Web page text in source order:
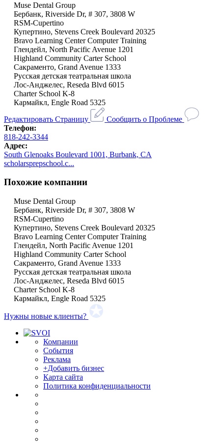
Muse Dental Group
Бербанк, Riverside Dr, # 307, 3808 W
RSM-Cupertino
Купертино, Stevens Creek Boulevard 20325
Bravo Learning Center Computer Training
Глендейл, North Pacific Avenue 1201
Highland Community Carter School
Сакраменто, Grand Avenue 1333
Русская детская театральная школа
Лос-Анджелес, Reseda Blvd 6015
Charter School K-8
Кармайкл, Engle Road 5325
Редактировать Страницу
Сообщить о Проблеме
Телефон:
818-242-3344
Адрес:
South Glenoaks Boulevard 1001, Burbank, CA
scholarsprepschool.c...
Похожие компании
Muse Dental Group
Бербанк, Riverside Dr, # 307, 3808 W
RSM-Cupertino
Купертино, Stevens Creek Boulevard 20325
Bravo Learning Center Computer Training
Глендейл, North Pacific Avenue 1201
Highland Community Carter School
Сакраменто, Grand Avenue 1333
Русская детская театральная школа
Лос-Анджелес, Reseda Blvd 6015
Charter School K-8
Кармайкл, Engle Road 5325
Нужны новые клиенты?
Компании
События
Реклама
+Добавить бизнес
Карта сайта
Политика конфиденциальности